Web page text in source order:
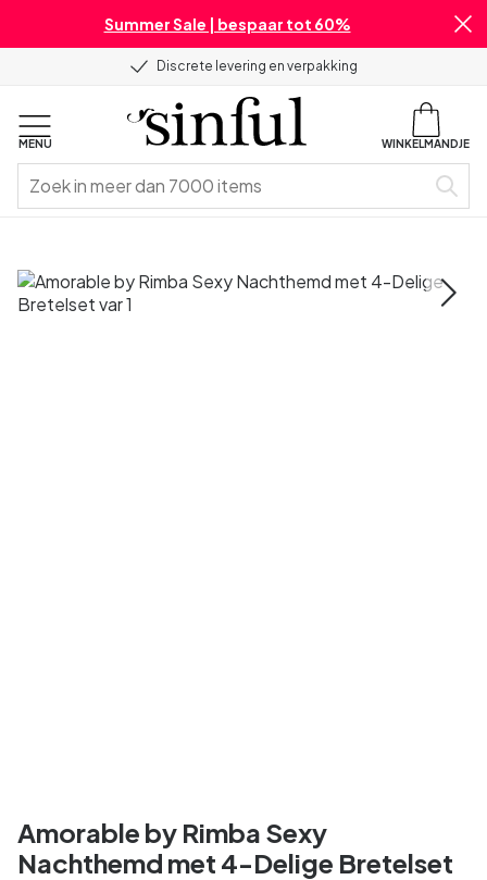
Summer Sale | bespaar tot 60%
Discrete levering en verpakking
MENU WINKELMANDJE
Amorable by Rimba Sexy
Nachthemd met 4-Delige Bretelset